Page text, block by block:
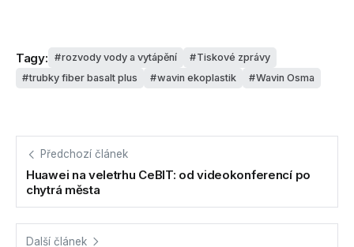
Tagy: rozvody vody a vytápění
Tiskové zprávy
trubky fiber basalt plus
wavin ekoplastik Wavin Osma
Předchozí článek
Huawei na veletrhu CeBIT: od videokonferencí po
chytrá města
Další článek